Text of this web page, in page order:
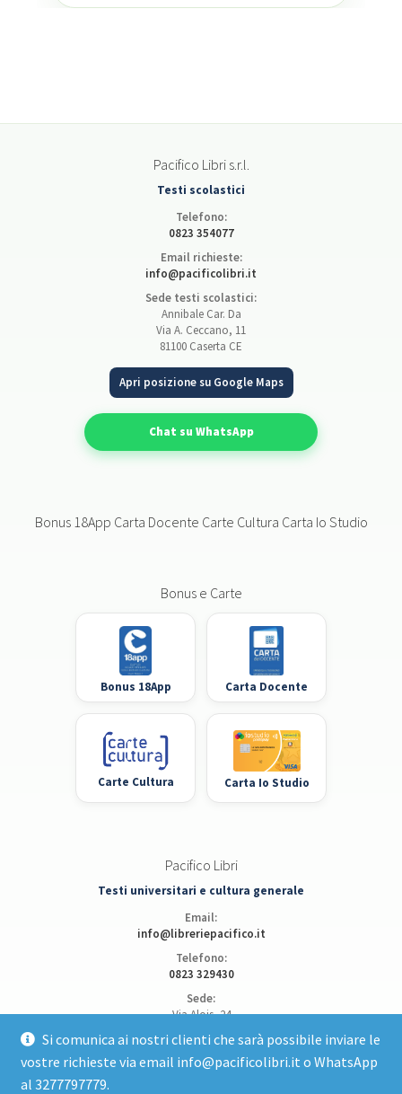
Si comunica ai nostri clienti che sarà possibile inviare le
vostre richieste via email info@pacificolibri.it o WhatsApp
al 3277797779.
Pacifico Libri s.r.l.
Testi scolastici
Telefono:
0823 354077
Email richieste:
info@pacificolibri.it
Sede testi scolastici:
Annibale Car. Da
Via A. Ceccano, 11
81100 Caserta CE
Apri posizione su Google Maps
Chat su WhatsApp
Bonus 18App Carta Docente Carte Cultura Carta Io Studio
Bonus e Carte
Bonus 18App Carta Docente
Carte Cultura Carta Io Studio
Pacifico Libri
Testi universitari e cultura generale
Email:
info@libreriepacifico.it
Telefono:
0823 329430
Sede:
Via Alois, 24
Apri posizione su Google Maps